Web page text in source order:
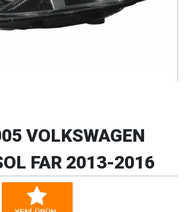
VOLKSWAGEN
FAR 2013-2016